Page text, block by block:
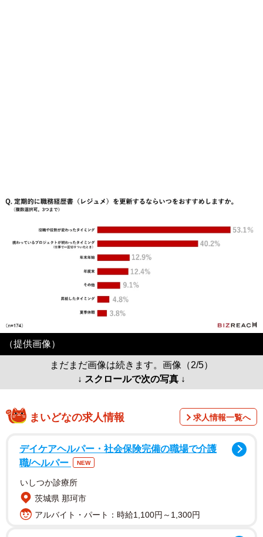
（提供画像）
まだまだ画像は続きます。画像（2/5）
↓ スクロールで次の写真 ↓
まいどなの求人情報 求人情報一覧へ
デイケアヘルパー・社会保険完備の職場で介護
職/ヘルパー
NEW
いしつか診療所
茨城県 那珂市
アルバイト・パート：時給1,100円～1,300円